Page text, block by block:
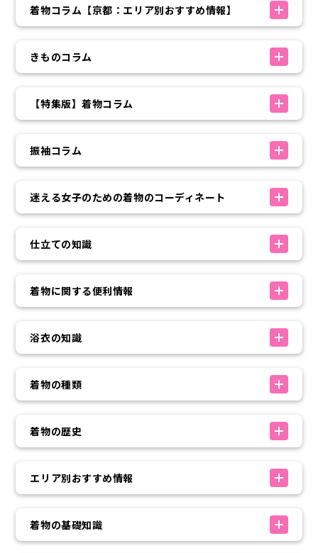
着物コラム【京都：エリア別おすすめ情報】
きものコラム
【特集版】着物コラム
振袖コラム
迷える女子のための着物のコーディネート
仕立ての知識
着物に関する便利情報
浴衣の知識
着物の種類
着物の歴史
エリア別おすすめ情報
着物の基礎知識